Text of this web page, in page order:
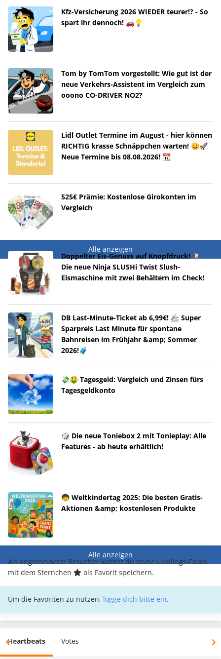
Kfz-Versicherung 2026 WIEDER teurer!? - So
spart ihr dennoch! 🚗💡
Tom by TomTom vorgestellt: Wie gut ist der
neue Verkehrs-Assistent im Vergleich zum
ooono CO-DRIVER NO2?
Lidl Outlet Termine im August - hier können
RICHTIG krasse Schnäppchen warten! 😀🚀
Neue Termine bis 08.08.2026! 📆
525€ Prämie: Kostenlose Girokonten im
Vergleich
Alle anzeigen
Doppelter Eis-Genuss auf Knopfdruck! 🍹
Die neue Ninja SLUSHi Twist Slush-
Eismaschine mit zwei Behältern im Check!
DB Last-Minute-Ticket ab 6,99€! 🚈 Super
Sparpreis Last Minute für spontane
Bahnreisen im Frühjahr &amp; Sommer
2026!🧳
💸🤑 Tagesgeld: Vergleich und Zinsen fürs
Tagesgeldkonto
🎲 Die neue Toniebox 2 mit Tonieplay: Alle
Features - ab heute erhältlich!
🧒 Weltkindertag 2025: Die besten Gratis-
Aktionen &amp; kostenlosen Produkte
Alle anzeigen
Als angemeldeter Besucher kannst du deine Lieblings-Deals
mit dem Sternchen
als Favorit speichern.
Um die Favoriten zu nutzen, logge dich bitte ein.
Heartbeats Votes